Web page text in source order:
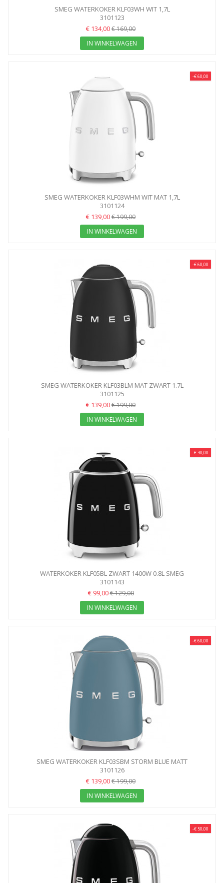
SMEG WATERKOKER KLF03WH WIT 1,7L
3101123
€ 134,00€ 169,00
IN WINKELWAGEN
-€ 60,00
SMEG WATERKOKER KLF03WHM WIT MAT 1,7L
3101124
€ 139,00€ 199,00
IN WINKELWAGEN
-€ 60,00
SMEG WATERKOKER KLF03BLM MAT ZWART 1.7L
3101125
€ 139,00€ 199,00
IN WINKELWAGEN
-€ 30,00
WATERKOKER KLF05BL ZWART 1400W 0.8L SMEG
3101143
€ 99,00€ 129,00
IN WINKELWAGEN
-€ 60,00
SMEG WATERKOKER KLF03SBM STORM BLUE MATT
3101126
€ 139,00€ 199,00
IN WINKELWAGEN
-€ 50,00